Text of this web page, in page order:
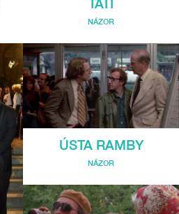
TATI
NÁZOR
ÚSTA RAMBY
NÁZOR